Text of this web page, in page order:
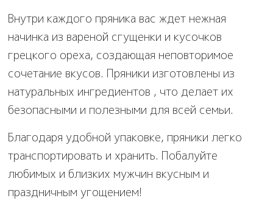
Внутри каждого пряника вас ждет нежная
начинка из вареной сгущенки и кусочков
грецкого ореха, создающая неповторимое
сочетание вкусов. Пряники изготовлены из
натуральных ингредиентов , что делает их
безопасными и полезными для всей семьи.
Благодаря удобной упаковке, пряники легко
транспортировать и хранить. Побалуйте
любимых и близких мужчин вкусным и
праздничным угощением!